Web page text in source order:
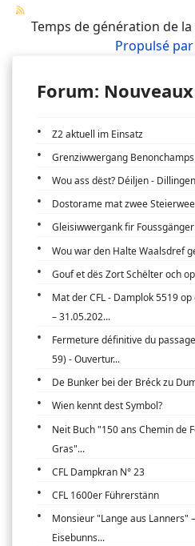
Temps de génération de
Propulsé par
Forum:
Z2 aktuell im Einsatz
Grenziwwergang
Wou ass dëst? Déiljen -
Dostorame mat zwee
Gleisiwwergank fir Foussgänger
Wou war den Halte Waalsdref
Gouf et dës Zort Schëlter och
Mat der CFL - Damplok 5519
– 31.05.202...
Fermeture définitive du
59) - Ouvertur...
De Bunker bei der Bréck zu
Wien kennt dest Symbol?
Neit Buch "150 ans Chemin de
Gras"...
CFL Dampkran N° 23
CFL 1600er Führerstänn
Monsieur "Lange aus Lanners"
Eisebunns...